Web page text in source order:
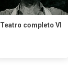
Teatro completo VI